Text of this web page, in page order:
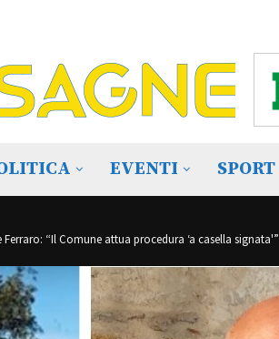
EVENTI SPORT
“Il Comune attua procedura ‘a casella signata'”